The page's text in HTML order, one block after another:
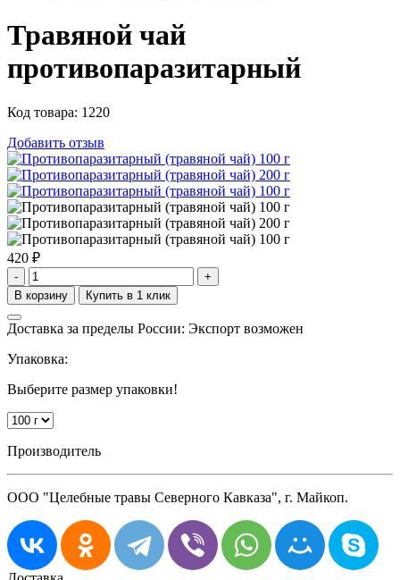
Травяной чай
противопаразитарный
Код товара: 1220
Добавить отзыв
420 ₽
- +
Доставка за пределы России: Экспорт возможен
Упаковка:
Выберите размер упаковки!
Производитель
ООО "Целебные травы Северного Кавказа", г. Майкоп.